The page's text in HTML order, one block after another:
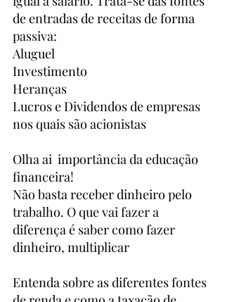
de entradas de receitas de forma
passiva:
Aluguel
Investimento
Heranças
Lucros e Dividendos de empresas
nos quais são acionistas
Olha ai  importância da educação
financeira!
Não basta receber dinheiro pelo
trabalho. O que vai fazer a
diferença é saber como fazer
dinheiro, multiplicar
Entenda sobre as diferentes fontes